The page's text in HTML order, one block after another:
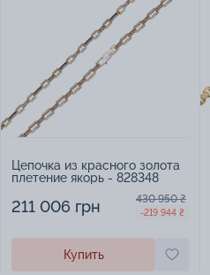
Цепочка из красного золота
плетение якорь - 828348
211 006 грн 430 950 ₴
-219 944 ₴
Купить